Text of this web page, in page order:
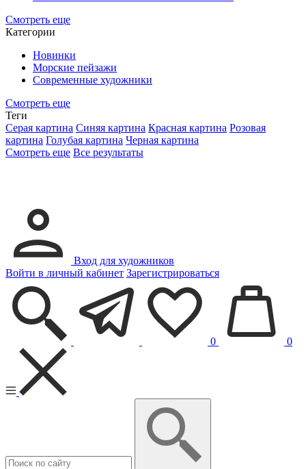
Смотреть еще
Категории
Новинки
Морские пейзажи
Современные художники
Смотреть еще
Теги
Серая картина Синяя картина Красная картина Розовая
картина Голубая картина Черная картина
Смотреть еще Все результаты
Вход для художников
Войти в личный кабинет Зарегистрироваться
0 0